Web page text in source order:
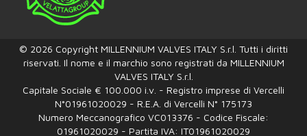
© 2026 Copyright MILLENNIUM VALVES ITALY S.r.l. Tutti i diritti
riservati. Il nome e il marchio sono registrati da MILLENNIUM
VALVES ITALY S.r.l.
Capitale Sociale € 100.000 i.v. - Registro imprese di Vercelli
N°01961020029 - R.E.A. di Vercelli N° 175173
Numero Meccanografico VC013376 - Codice Fiscale:
01961020029 - Partita IVA: IT01961020029